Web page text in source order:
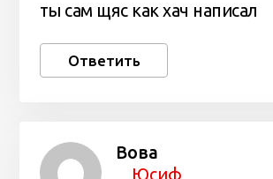
ты сам щяс как хач написал
Ответить
Вова
Юсиф